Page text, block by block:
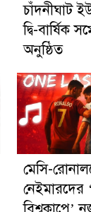
চাঁদনীঘাট
দ্বি-বার্ষিক
অনুষ্ঠিত
মেসি-
নেইমারদের
বিশ্বকাপে’